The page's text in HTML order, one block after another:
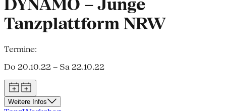
DYNAMO – Junge
Tanzplattform NRW
Termine:
Do 20.10.22 – Sa 22.10.22
Weitere Infos